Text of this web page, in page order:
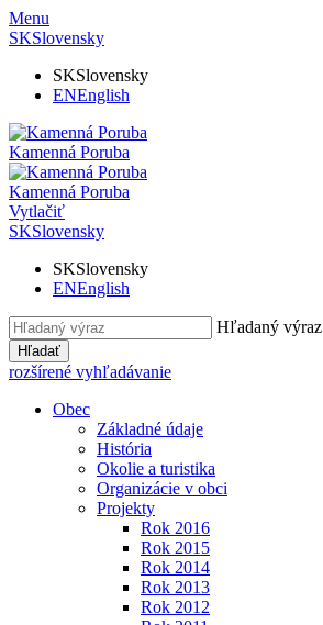
Menu
SKSlovensky
SKSlovensky
ENEnglish
Kamenná Poruba
Kamenná Poruba
Vytlačiť
SKSlovensky
SKSlovensky
ENEnglish
Hľadaný výraz
Hľadať
rozšírené vyhľadávanie
Obec
Základné údaje
História
Okolie a turistika
Organizácie v obci
Projekty
Rok 2016
Rok 2015
Rok 2014
Rok 2013
Rok 2012